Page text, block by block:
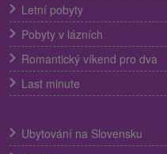
Letní pobyty
Pobyty v lázních
Romantický víkend pro dva
Last minute
Ubytování na Slovensku